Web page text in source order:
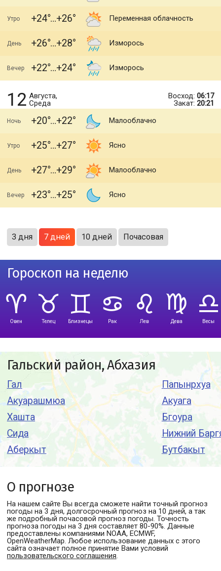
Утро +24 +26 Переменная облачность
День +26 +28 Изморось
Вечер +22 +24 Изморось
12 Августа,
Среда
Восход: 06:17
Закат: 20:21
Ночь +20 +22 Малооблачно
Утро +25 +27 Ясно
День +27 +29 Малооблачно
Вечер +23 +25 Ясно
3 дня 7 дней 10 дней Почасовая
Гороскоп на неделю
Овен Телец Близнецы Рак Лев Дева Весы
Гальский район, Абхазия
Гал
Акуарашмюа
Хашта
Сида
Аберкыт
Папынрхуа
Акуага
Бгоура
Нижний
Бутбакыт
О прогнозе
На нашем сайте Вы всегда сможете найти точный прогноз
погоды на 3 дня, долгосрочный прогноз на 10 дней, а так
же подробный почасовой прогноз погоды. Точность
прогноза погоды на 3 дня составляет 80-90%. Данные
предоставлены компаниями NOAA, ECMWF,
OpenWeatherMap. Любое использование данных с этого
сайта означает полное принятие Вами условий
пользовательского соглашения.